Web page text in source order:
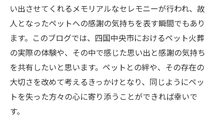
い出させてくれるメモリアルなセレモニーが行われ、故
人となったペットへの感謝の気持ちを表す瞬間でもあり
ます。このブログでは、四国中央市におけるペット火葬
の実際の体験や、その中で感じた思い出と感謝の気持ち
を共有したいと思います。ペットとの絆や、その存在の
大切さを改めて考えるきっかけとなり、同じようにペッ
トを失った方々の心に寄り添うことができれば幸いで
す。